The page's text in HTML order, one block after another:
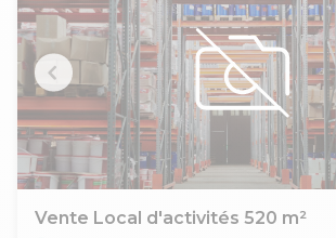
Vente Local d'activités 520 m²